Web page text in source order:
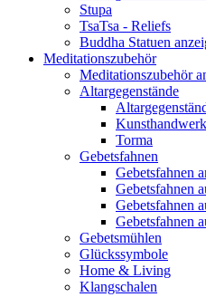
Stupa
TsaTsa - Reliefs
Buddha Statuen
Meditationszubehör
Meditationszubehör
Altargegenstände
Torma
Gebetsfahnen
Gebetsfahnen
Gebetsfahnen
Gebetsfahnen
Gebetsfahnen
Gebetsmühlen
Glückssymbole
Home & Living
Klangschalen